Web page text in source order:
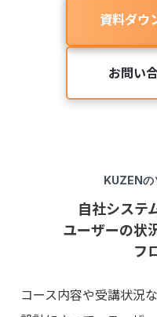
資料ダウ
お問い
KUZENの
自社システ
ユーザーの状
フ
コース内容や受講状況